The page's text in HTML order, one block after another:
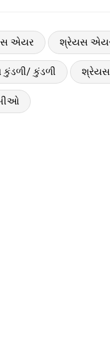
એયર શ્રેયસ
કુંડળી શ્રેયસ